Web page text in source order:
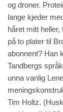
og droner.
lange kjeder
håret mitt
på to plater til
abonnent? Han
Tandbergs
unna vanlig
Tim Holtz.